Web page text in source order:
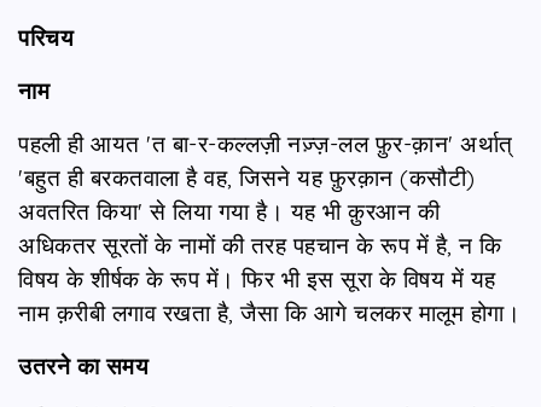
परिचय
नाम
पहली ही आयत 'त बा-र-कल्लज़ी नज़्ज़-लल फ़ुर-क़ान' अर्थात्
'बहुत ही बरकतवाला है वह, जिसने यह फ़ुरक़ान (कसौटी)
अवतरित किया' से लिया गया है। यह भी क़ुरआन की
अधिकतर सूरतों के नामों की तरह पहचान के रूप में है, न कि
विषय के शीर्षक के रूप में। फिर भी इस सूरा के विषय में यह
नाम क़रीबी लगाव रखता है, जैसा कि आगे चलकर मालूम होगा।
उतरने का समय